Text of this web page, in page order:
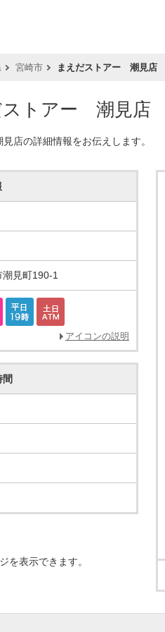
宮崎市 まえだストアー 潮見店
ストアー 潮見店
店の詳細情報をお伝えします。
見町190-1
アイコンの説明
を表示できます。